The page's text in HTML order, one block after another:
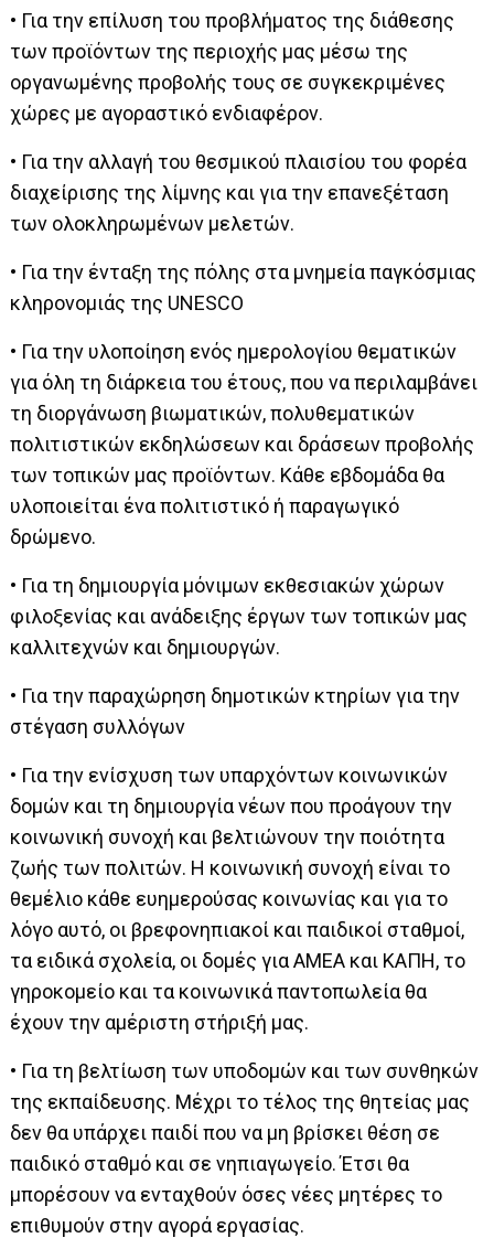
• Για την επίλυση του προβλήματος της διάθεσης
των προϊόντων της περιοχής μας μέσω της
οργανωμένης προβολής τους σε συγκεκριμένες
χώρες με αγοραστικό ενδιαφέρον.
• Για την αλλαγή του θεσμικού πλαισίου του φορέα
διαχείρισης της λίμνης και για την επανεξέταση
των ολοκληρωμένων μελετών.
• Για την ένταξη της πόλης στα μνημεία παγκόσμιας
κληρονομιάς της UNESCO
• Για την υλοποίηση ενός ημερολογίου θεματικών
για όλη τη διάρκεια του έτους, που να περιλαμβάνει
τη διοργάνωση βιωματικών, πολυθεματικών
πολιτιστικών εκδηλώσεων και δράσεων προβολής
των τοπικών μας προϊόντων. Κάθε εβδομάδα θα
υλοποιείται ένα πολιτιστικό ή παραγωγικό
δρώμενο.
• Για τη δημιουργία μόνιμων εκθεσιακών χώρων
φιλοξενίας και ανάδειξης έργων των τοπικών μας
καλλιτεχνών και δημιουργών.
• Για την παραχώρηση δημοτικών κτηρίων για την
στέγαση συλλόγων
• Για την ενίσχυση των υπαρχόντων κοινωνικών
δομών και τη δημιουργία νέων που προάγουν την
κοινωνική συνοχή και βελτιώνουν την ποιότητα
ζωής των πολιτών. Η κοινωνική συνοχή είναι το
θεμέλιο κάθε ευημερούσας κοινωνίας και για το
λόγο αυτό, οι βρεφονηπιακοί και παιδικοί σταθμοί,
τα ειδικά σχολεία, οι δομές για ΑΜΕΑ και ΚΑΠΗ, το
γηροκομείο και τα κοινωνικά παντοπωλεία θα
έχουν την αμέριστη στήριξή μας.
• Για τη βελτίωση των υποδομών και των συνθηκών
της εκπαίδευσης. Μέχρι το τέλος της θητείας μας
δεν θα υπάρχει παιδί που να μη βρίσκει θέση σε
παιδικό σταθμό και σε νηπιαγωγείο. Έτσι θα
μπορέσουν να ενταχθούν όσες νέες μητέρες το
επιθυμούν στην αγορά εργασίας.